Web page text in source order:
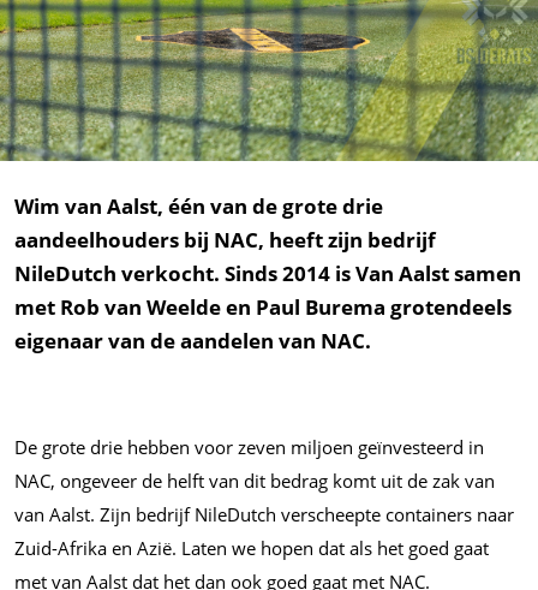
Wim van Aalst, één van de grote drie
aandeelhouders bij NAC, heeft zijn bedrijf
NileDutch verkocht. Sinds 2014 is Van Aalst samen
met Rob van Weelde en Paul Burema grotendeels
eigenaar van de aandelen van NAC.
De grote drie hebben voor zeven miljoen geïnvesteerd in
NAC, ongeveer de helft van dit bedrag komt uit de zak van
van Aalst. Zijn bedrijf NileDutch verscheepte containers naar
Zuid-Afrika en Azië. Laten we hopen dat als het goed gaat
met van Aalst dat het dan ook goed gaat met NAC.